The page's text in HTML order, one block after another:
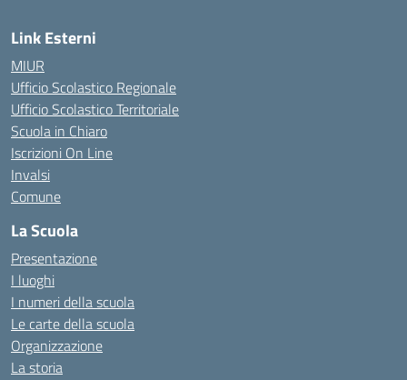
Link Esterni
MIUR
Ufficio Scolastico Regionale
Ufficio Scolastico Territoriale
Scuola in Chiaro
Iscrizioni On Line
Invalsi
Comune
La Scuola
Presentazione
I luoghi
I numeri della scuola
Le carte della scuola
Organizzazione
La storia